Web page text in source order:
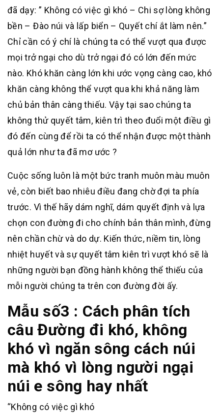
đã dạy: ” Không có việc gì khó – Chi sợ lòng không
bền – Đào núi và lấp biển – Quyết chí ắt làm nên.”
Chỉ cần có ý chí là chúng ta có thể vượt qua được
mọi trở ngại cho dù trở ngại đó có lớn đến mức
nào. Khó khăn càng lớn khi ước vọng càng cao, khó
khăn càng không thể vượt qua khi khả năng làm
chủ bản thân càng thiếu. Vậy tại sao chúng ta
không thử quyết tâm, kiên trì theo đuổi một điều gì
đó đến cùng để rồi ta có thể nhận được một thành
quả lớn như ta đã mơ ước ?
Cuộc sống luôn là một bức tranh muôn màu muôn
vẻ, còn biết bao nhiêu điều đang chờ đợi ta phía
trước. Vì thế hãy dám nghĩ, dám quyết định và lựa
chọn con đường đi cho chính bản thân mình, đừng
nên chần chừ và do dự. Kiến thức, niềm tin, lòng
nhiệt huyết và sự quyết tâm kiên trì vượt khó sẽ là
những người bạn đồng hành không thể thiếu của
mỗi người chúng ta trên con đường đời ấy.
Mẫu số3 : Cách phân tích
câu Đường đi khó, không
khó vì ngăn sông cách núi
mà khó vì lòng người ngại
núi e sông hay nhất
“Không có việc gì khó